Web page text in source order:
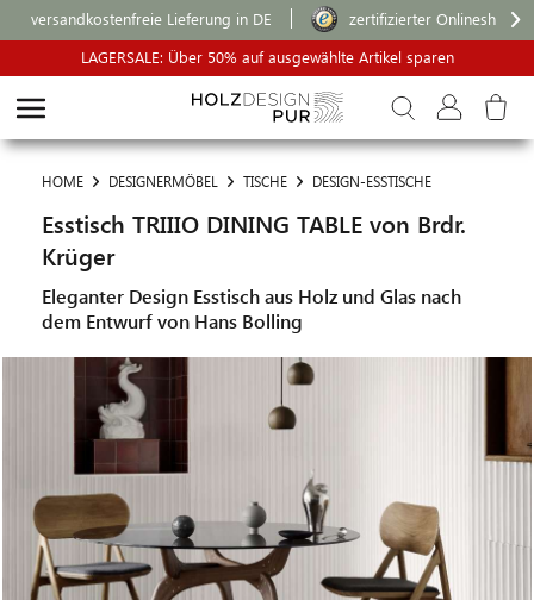
versandkostenfreie Lieferung in DE
zertifizierter Onlineshop
LAGERSALE: Über 50% auf ausgewählte Artikel sparen
HOME DESIGNERMÖBEL TISCHE DESIGN-ESSTISCHE
Esstisch TRIIIO DINING TABLE von Brdr.
Krüger
Eleganter Design Esstisch aus Holz und Glas nach
dem Entwurf von Hans Bolling